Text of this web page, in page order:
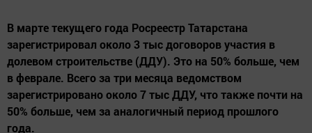
В марте текущего года Росреестр Татарстана
зарегистрировал около 3 тыс договоров участия в
долевом строительстве (ДДУ). Это на 50% больше, чем
в феврале. Всего за три месяца ведомством
зарегистрировано около 7 тыс ДДУ, что также почти на
50% больше, чем за аналогичный период прошлого
года.